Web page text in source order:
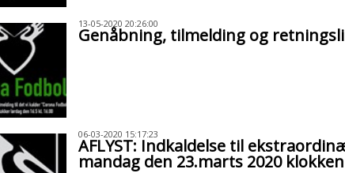
13-05-2020 20:26:00
Genåbning, tilmelding og
06-03-2020 15:17:23
AFLYST: Indkaldelse til
mandag den 23.marts 2020 klokken